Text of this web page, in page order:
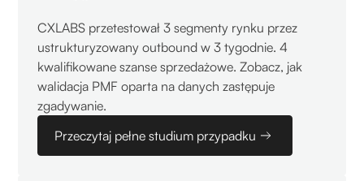
CXLABS przetestował 3 segmenty rynku przez
ustrukturyzowany outbound w 3 tygodnie. 4
kwalifikowane szanse sprzedażowe. Zobacz, jak
walidacja PMF oparta na danych zastępuje
zgadywanie.
Przeczytaj pełne studium przypadku